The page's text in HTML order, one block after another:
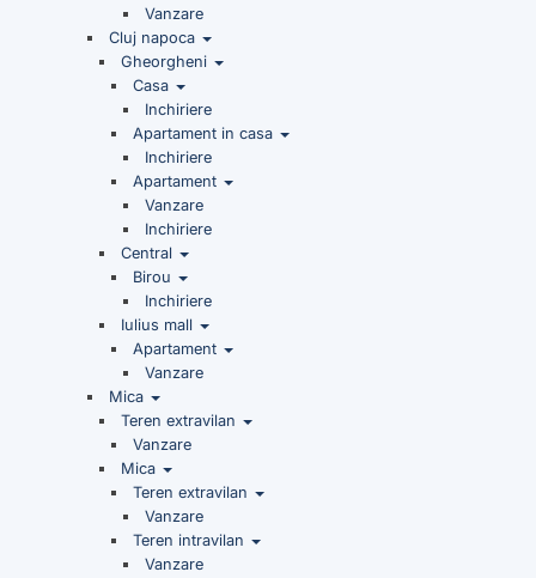
Vanzare
Cluj napoca
Gheorgheni
Casa
Inchiriere
Apartament in casa
Inchiriere
Apartament
Vanzare
Inchiriere
Central
Birou
Inchiriere
Iulius mall
Apartament
Vanzare
Mica
Teren extravilan
Vanzare
Mica
Teren extravilan
Vanzare
Teren intravilan
Vanzare